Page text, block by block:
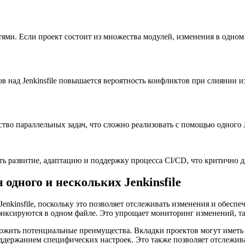
Если проект состоит из множества модулей, изменения в
над Jenkinsfile повышается вероятность конфликтов при
параллельных задач, что сложно реализовать с помощью
развитие, адаптацию и поддержку процесса CI/CD, что критично
и нескольких Jenkinsfile
поскольку это позволяет отслеживать изменения и
в одном файле. Это упрощает мониторинг изменений,
потенциальные преимущества. Вкладки проектов могут
специфических настроек. Это также позволяет